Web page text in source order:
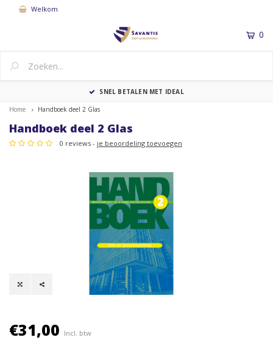
Welkom
0
SNEL BETALEN MET IDEAL
Home Handboek deel 2 Glas
Handboek deel 2 Glas
0 reviews - je beoordeling toevoegen
€31,00 Incl. btw